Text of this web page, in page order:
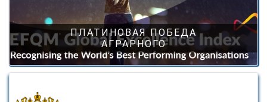
ПЛАТИНОВАЯ ПОБЕДА
АГРАРНОГО